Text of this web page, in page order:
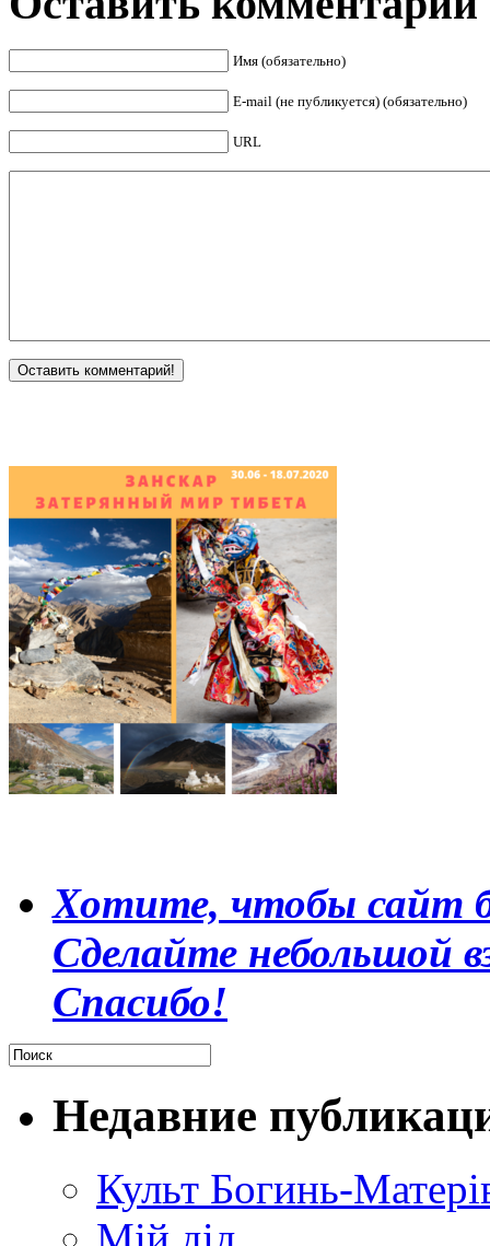
Имя (обязательно)
E-mail (не публикуется) (обязательно)
URL
Хотите, чтобы сайт
Сделайте небольшой
Спасибо!
Недавние
Культ Богинь-